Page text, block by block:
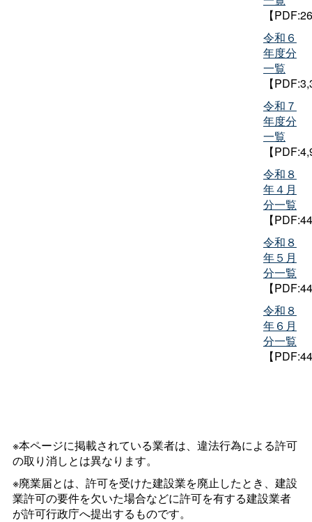
【
令和６
年度分
一覧
【
令和７
年度分
一覧
【
令和８
年４月
分一覧
【
令和８
年５月
分一覧
【
令和８
年６月
分一覧
【
※本ページに掲載されている業者は、違法行為による許可
の取り消しとは異なります。
※廃業届とは、許可を受けた建設業を廃止したとき、建設
業許可の要件を欠いた場合などに許可を有する建設業者
が許可行政庁へ提出するものです。